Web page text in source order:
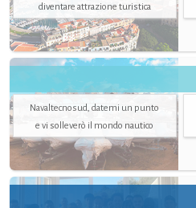
diventare attrazione turistica
Navaltecnosud, datemi un punto
e vi solleverò il mondo nautico